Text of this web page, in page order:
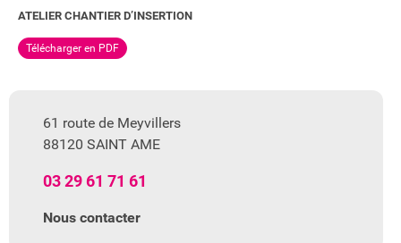
ATELIER CHANTIER D’INSERTION
Télécharger en PDF
61 route de Meyvillers
88120 SAINT AME
03 29 61 71 61
Nous contacter